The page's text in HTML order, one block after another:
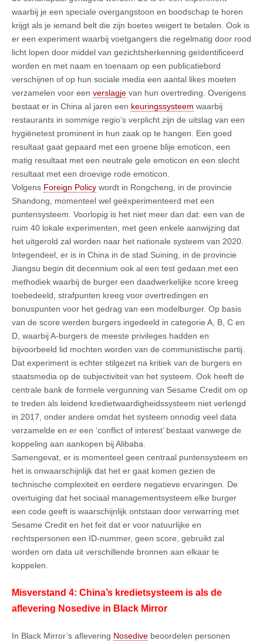
waarbij je een speciale overgangstoon en boodschap te horen
krijgt als je iemand belt die zijn boetes weigert te betalen. Ook is
er een experiment waarbij voetgangers die regelmatig door rood
licht lopen door middel van gezichtsherkenning geïdentificeerd
worden en met naam en toenaam op een publicatiebord
verschijnen of op hun sociale media een aantal likes moeten
verzamelen voor een verslagje van hun overtreding. Overigens
bestaat er in China al jaren een keuringssysteem waarbij
restaurants in sommige regio’s verplicht zijn de uitslag van een
hygiënetest prominent in hun zaak op te hangen. Een goed
resultaat gaat gepaard met een groene blije emoticon, een
matig resultaat met een neutrale gele emoticon en een slecht
resultaat met een droevige rode emoticon.
Volgens Foreign Policy wordt in Rongcheng, in de provincie
Shandong, momenteel wel geëxperimenteerd met een
puntensysteem. Voorlopig is het niet meer dan dat: een van de
ruim 40 lokale experimenten, met geen enkele aanwijzing dat
het uitgerold zal worden naar het nationale systeem van 2020.
Integendeel, er is in China in de stad Suining, in de provincie
Jiangsu begin dit decennium ook al een test gedaan met een
methodiek waarbij de burger een daadwerkelijke score kreeg
toebedeeld, strafpunten kreeg voor overtredingen en
bonuspunten voor het gedrag van een modelburger. Op basis
van de score werden burgers ingedeeld in categorie A, B, C en
D, waarbij A-burgers de meeste privileges hadden en
bijvoorbeeld lid mochten worden van de communistische partij.
Dat experiment is echter stilgezet na kritiek van de burgers en
staatsmedia op de subjectiviteit van het systeem. Ook heeft de
centrale bank de formele vergunning van Sesame Credit om op
te treden als leidend kredietwaardigheidssysteem niet verlengd
in 2017, onder andere omdat het systeem onnodig veel data
verzamelde en er een ‘conflict of interest’ bestaat vanwege de
koppeling aan aankopen bij Alibaba.
Samengevat, er is momenteel geen centraal puntensysteem en
het is onwaarschijnlijk dat het er gaat komen gezien de
technische complexiteit en eerdere negatieve ervaringen. De
overtuiging dat het sociaal managementsysteem elke burger
een code geeft is waarschijnlijk ontstaan door verwarring met
Sesame Credit en het feit dat er voor natuurlijke en
rechtspersonen een ID-nummer, geen score, gebruikt zal
worden om data uit verschillende bronnen aan elkaar te
koppelen.
Misverstand 4: China’s kredietsysteem is als de
aflevering Nosedive in Black Mirror
In Black Mirror’s aflevering Nosedive beoordelen personen